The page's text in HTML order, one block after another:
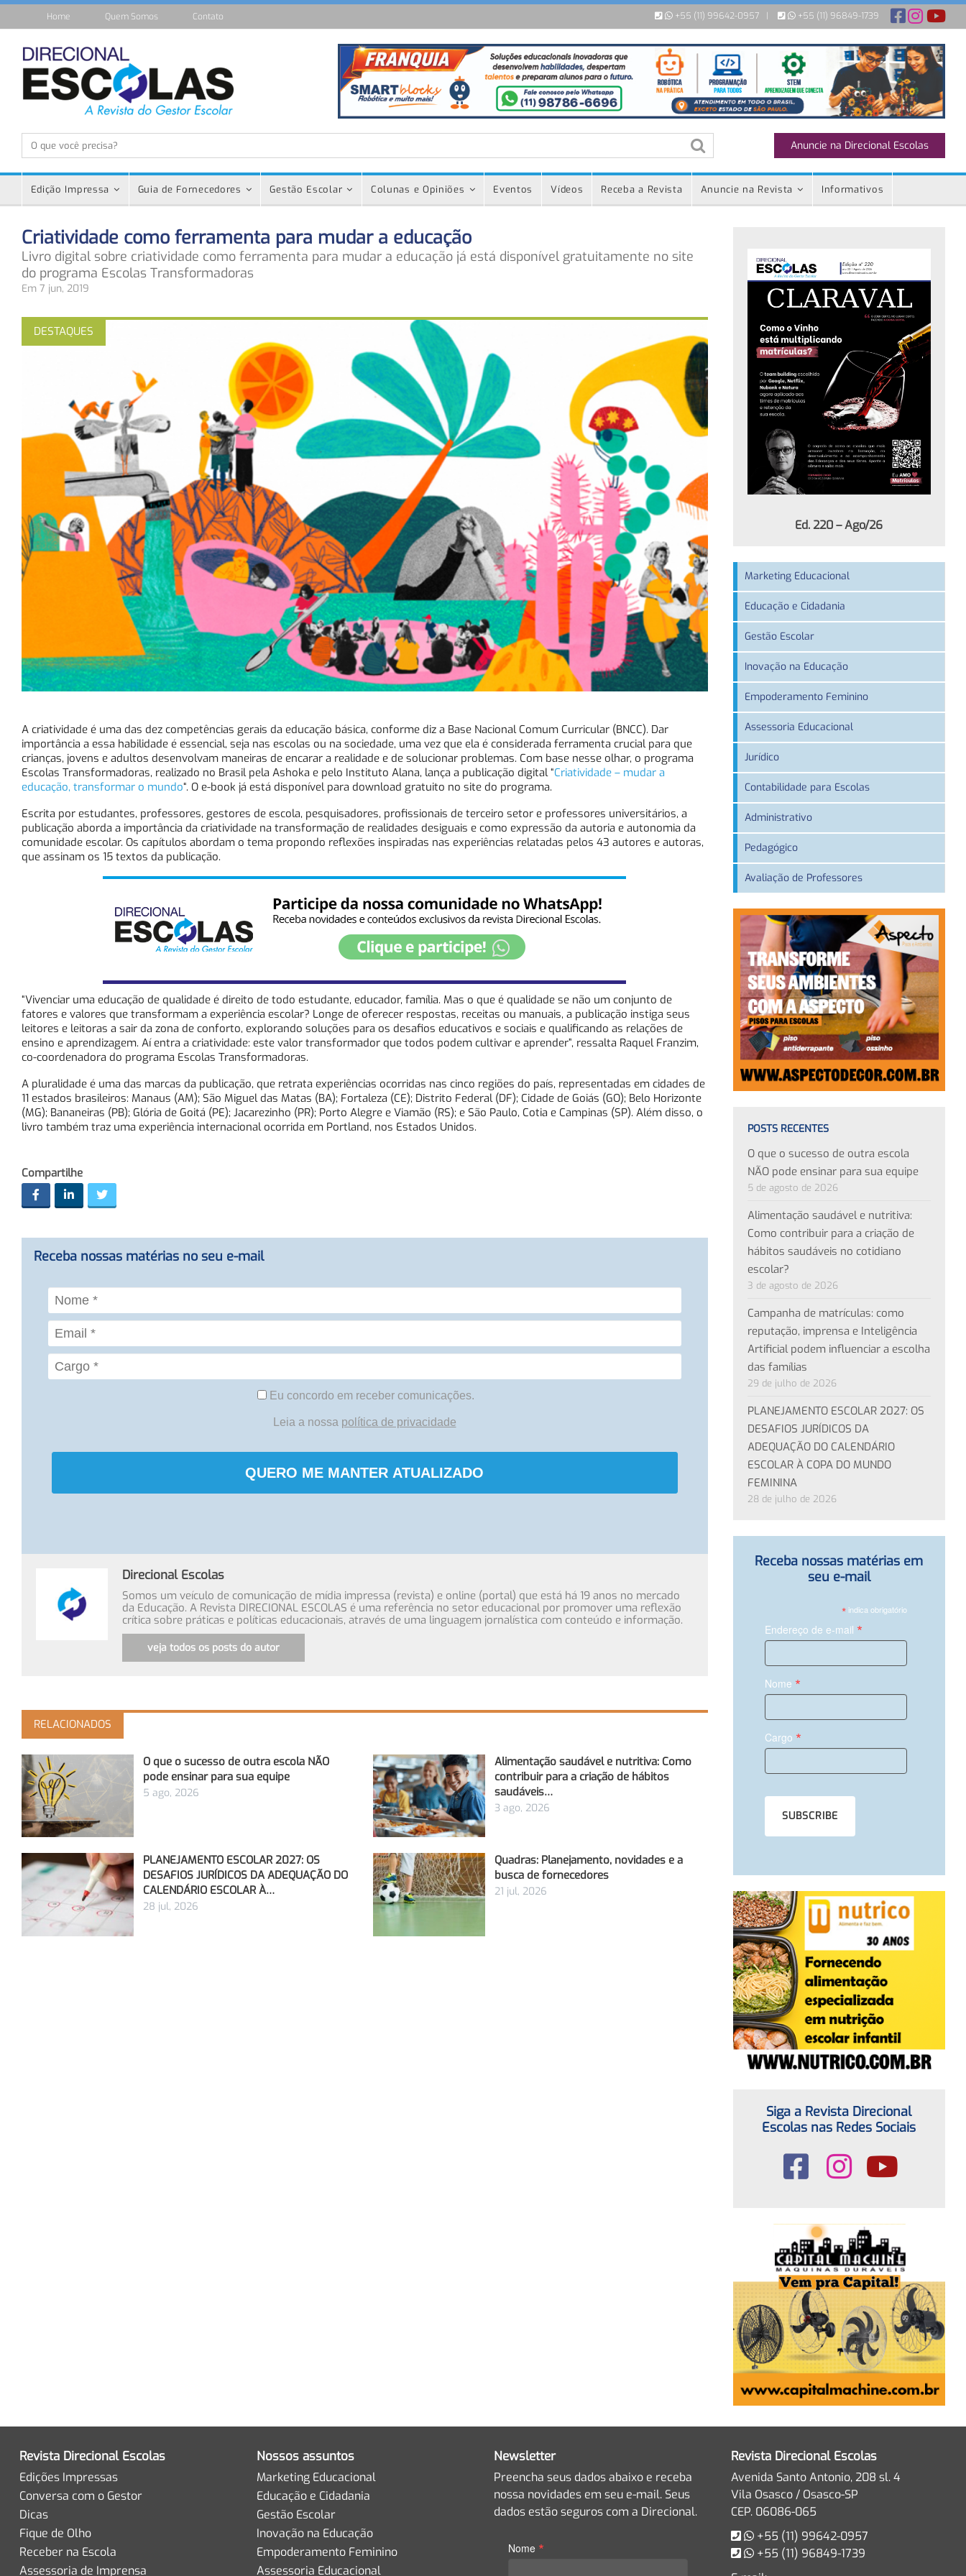
+55 (11) 99642-0957 | +55 (11) 96849-1739
Home Quem Somos Contato
Anuncie na Direcional Escolas
Edição Impressa Guia de Fornecedores Gestão Escolar Colunas e Opiniões Eventos Vídeos Receba a Revista Anuncie na Revista Informativos
Criatividade como ferramenta para mudar a educação
Livro digital sobre criatividade como ferramenta para mudar a educação já está disponível gratuitamente no site
do programa Escolas Transformadoras
Em 7 jun, 2019
DESTAQUES
A criatividade é uma das dez competências gerais da educação básica, conforme diz a Base Nacional Comum Curricular (BNCC). Dar
importância a essa habilidade é essencial, seja nas escolas ou na sociedade, uma vez que ela é considerada ferramenta crucial para que
crianças, jovens e adultos desenvolvam maneiras de encarar a realidade e de solucionar problemas. Com base nesse olhar, o programa
Escolas Transformadoras, realizado no Brasil pela Ashoka e pelo Instituto Alana, lança a publicação digital “Criatividade – mudar a
educação, transformar o mundo“. O e-book já está disponível para download gratuito no site do programa.
Escrita por estudantes, professores, gestores de escola, pesquisadores, profissionais de terceiro setor e professores universitários, a
publicação aborda a importância da criatividade na transformação de realidades desiguais e como expressão da autoria e autonomia da
comunidade escolar. Os capítulos abordam o tema propondo reflexões inspiradas nas experiências relatadas pelos 43 autores e autoras,
que assinam os 15 textos da publicação.
“Vivenciar uma educação de qualidade é direito de todo estudante, educador, família. Mas o que é qualidade se não um conjunto de
fatores e valores que transformam a experiência escolar? Longe de oferecer respostas, receitas ou manuais, a publicação instiga seus
leitores e leitoras a sair da zona de conforto, explorando soluções para os desafios educativos e sociais e qualificando as relações de
ensino e aprendizagem. Aí entra a criatividade: este valor transformador que todos podem cultivar e aprender”, ressalta Raquel Franzim,
co-coordenadora do programa Escolas Transformadoras.
A pluralidade é uma das marcas da publicação, que retrata experiências ocorridas nas cinco regiões do país, representadas em cidades de
11 estados brasileiros: Manaus (AM); São Miguel das Matas (BA); Fortaleza (CE); Distrito Federal (DF); Cidade de Goiás (GO); Belo Horizonte
(MG); Bananeiras (PB); Glória de Goitá (PE); Jacarezinho (PR); Porto Alegre e Viamão (RS); e São Paulo, Cotia e Campinas (SP). Além disso, o
livro também traz uma experiência internacional ocorrida em Portland, nos Estados Unidos.
Compartilhe
Receba nossas matérias no seu e-mail
Eu concordo em receber comunicações.
Leia a nossa política de privacidade
QUERO ME MANTER ATUALIZADO
Direcional Escolas
Somos um veículo de comunicação de mídia impressa (revista) e online (portal) que está há 19 anos no mercado
da Educação. A Revista DIRECIONAL ESCOLAS é uma referência no setor educacional por promover uma reflexão
crítica sobre práticas e políticas educacionais, através de uma linguagem jornalística com conteúdo e informação.
veja todos os posts do autor
RELACIONADOS
O que o sucesso de outra escola NÃO
pode ensinar para sua equipe
5 ago, 2026
Alimentação saudável e nutritiva: Como
contribuir para a criação de hábitos
saudáveis…
3 ago, 2026
PLANEJAMENTO ESCOLAR 2027: OS
DESAFIOS JURÍDICOS DA ADEQUAÇÃO DO
CALENDÁRIO ESCOLAR À…
28 jul, 2026
Quadras: Planejamento, novidades e a
busca de fornecedores
21 jul, 2026
Ed. 220 – Ago/26
Marketing Educacional
Educação e Cidadania
Gestão Escolar
Inovação na Educação
Empoderamento Feminino
Assessoria Educacional
Jurídico
Contabilidade para Escolas
Administrativo
Pedagógico
Avaliação de Professores
POSTS RECENTES
O que o sucesso de outra escola
NÃO pode ensinar para sua equipe
5 de agosto de 2026
Alimentação saudável e nutritiva:
Como contribuir para a criação de
hábitos saudáveis no cotidiano
escolar?
3 de agosto de 2026
Campanha de matrículas: como
reputação, imprensa e Inteligência
Artificial podem influenciar a escolha
das famílias
29 de julho de 2026
PLANEJAMENTO ESCOLAR 2027: OS
DESAFIOS JURÍDICOS DA
ADEQUAÇÃO DO CALENDÁRIO
ESCOLAR À COPA DO MUNDO
FEMININA
28 de julho de 2026
Receba nossas matérias em
seu e-mail
* indica obrigatório
Endereço de e-mail *
Nome *
Cargo *
Siga a Revista Direcional
Escolas nas Redes Sociais
Revista Direcional Escolas
Edições Impressas
Conversa com o Gestor
Dicas
Fique de Olho
Receber na Escola
Assessoria de Imprensa
Nossos assuntos
Marketing Educacional
Educação e Cidadania
Gestão Escolar
Inovação na Educação
Empoderamento Feminino
Assessoria Educacional
Newsletter
Preencha seus dados abaixo e receba
nossa novidades em seu e-mail. Seus
dados estão seguros com a Direcional.
Nome *
Revista Direcional Escolas
Avenida Santo Antonio, 208 sl. 4
Vila Osasco / Osasco-SP
CEP. 06086-065
+55 (11) 99642-0957
+55 (11) 96849-1739